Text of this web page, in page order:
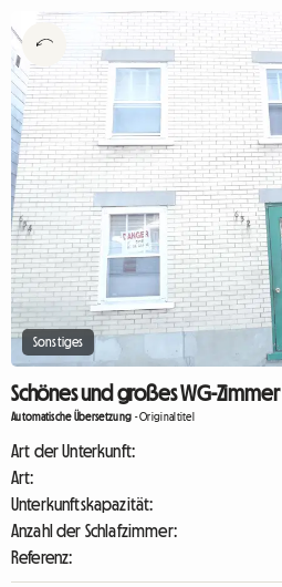
Sonstiges
Schönes und großes WG-Zimmer
Automatische Übersetzung -Originaltitel
Art der Unterkunft:
Art:
Unterkunftskapazität:
Anzahl der Schlafzimmer:
Referenz: